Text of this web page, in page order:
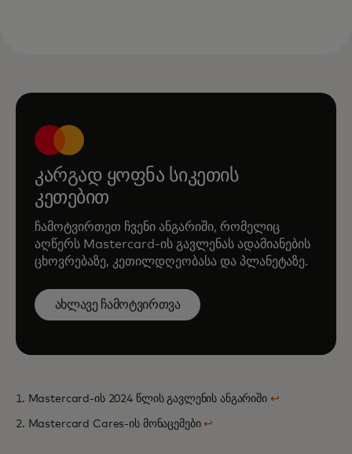
კარგად ყოფნა სიკეთის
კეთებით
ჩამოტვირთეთ ჩვენი ანგარიში, რომელიც
აღწერს Mastercard-ის გავლენას ადამიანების
ცხოვრებაზე, კეთილდღეობასა და პლანეტაზე.
ახლავე ჩამოტვირთვა
1. Mastercard-ის 2024 წლის გავლენის ანგარიში ↩
2. Mastercard Cares-ის მონაცემები↩